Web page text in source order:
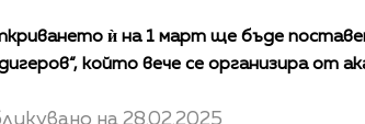
ѝ на 1 март ще бъде
който вече се организира от
на 28.02.2025